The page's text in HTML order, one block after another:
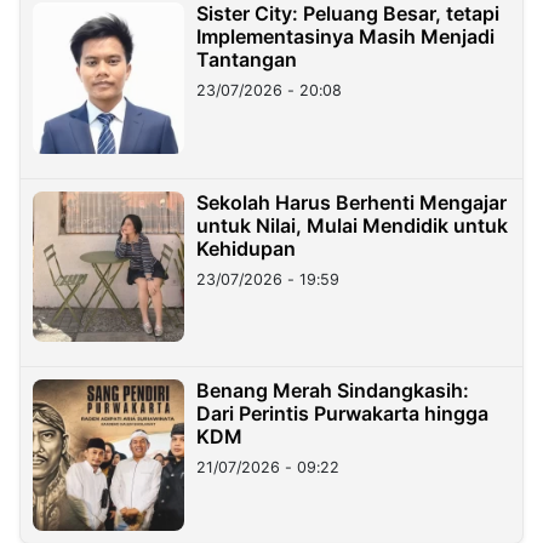
Sister City: Peluang Besar, tetapi
Implementasinya Masih Menjadi
Tantangan
23/07/2026 - 20:08
Sekolah Harus Berhenti Mengajar
untuk Nilai, Mulai Mendidik untuk
Kehidupan
23/07/2026 - 19:59
Benang Merah Sindangkasih:
Dari Perintis Purwakarta hingga
KDM
21/07/2026 - 09:22